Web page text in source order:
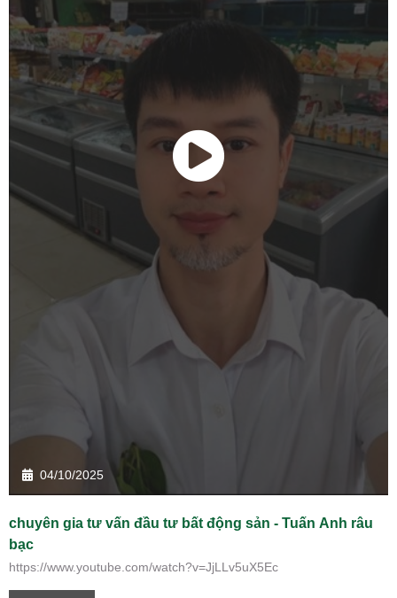
04/10/2025
chuyên gia tư vấn đầu tư bất động sản - Tuấn Anh râu
bạc
https://www.youtube.com/watch?v=JjLLv5uX5Ec